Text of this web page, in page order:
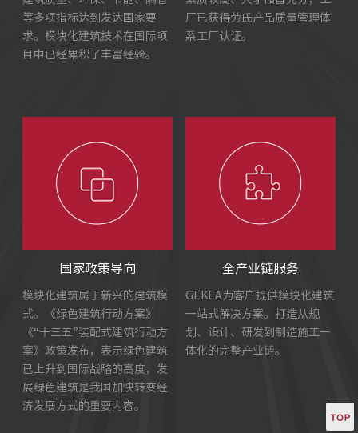
等多项指标达到发达国家要
求。模块化建筑技术在国际项
目中已经累积了丰富经验。
厂已获得劳氏产品质量管理体
系工厂认证。
国家政策导向
模块化建筑属于新兴的建筑模
式。《绿色建筑行动方案》
《“十三五”装配式建筑行动方
案》政策发布，表示绿色建筑
已上升到国际战略的高度，发
展绿色建筑是我国加快转变经
济发展方式的重要内容。
全产业链服务
GEKEA为客户提供模块化建筑
一站式解决方案。打造从规
划、设计、研发到制造施工一
体化的完整产业链。